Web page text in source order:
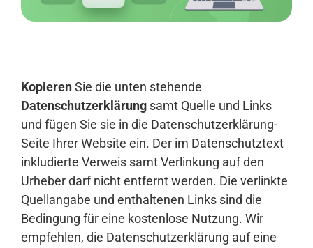
Anmelden
KopierenSie die unten stehende
Datenschutzerklärung samt Quelle und Links
und fügen Sie sie in die Datenschutzerklärung-
Seite Ihrer Website ein. Der im Datenschutztext
inkludierte Verweis samt Verlinkung auf den
Urheber darf nicht entfernt werden. Die verlinkte
Quellangabe und enthaltenen Links sind die
Bedingung für eine kostenlose Nutzung. Wir
empfehlen, die Datenschutzerklärung auf eine